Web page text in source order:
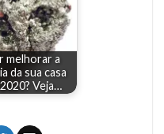
melhorar a
da sua casa
Veja…